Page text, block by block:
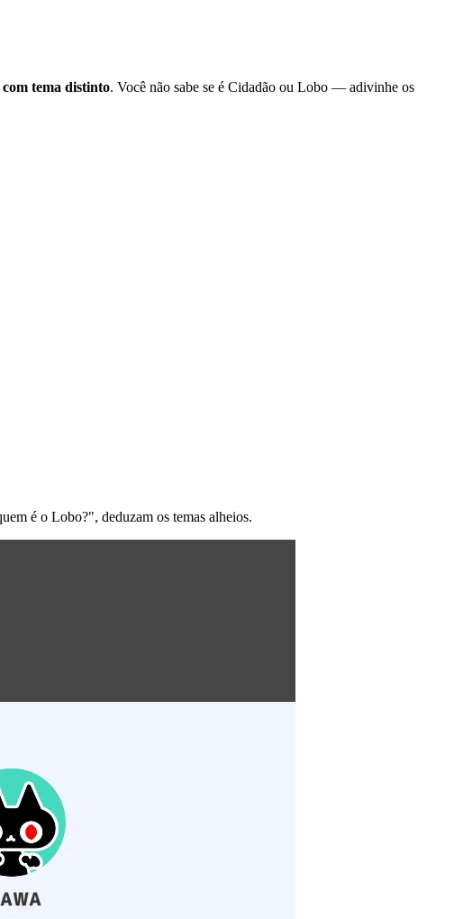
tema distinto. Você não sabe se é Cidadão ou Lobo — adivinhe os
é o Lobo?", deduzam os temas alheios.